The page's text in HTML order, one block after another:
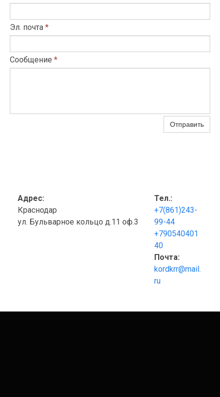
Эл. почта *
Сообщение *
Отправить
Адрес:
Краснодар
ул. Бульварное кольцо д.11 оф.3
Тел.:
+7(861)243-
99-44
+790540401
40
Почта:
kordkrr@mail.
ru